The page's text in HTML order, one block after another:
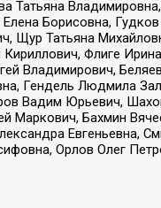
Борисовна,
Щур Татьяна
Флиге
Владимирович,
Гендель Людмила
Вадим Юрьевич,
Маркович, Бахмин
Евгеньевна,
Орлов Олег